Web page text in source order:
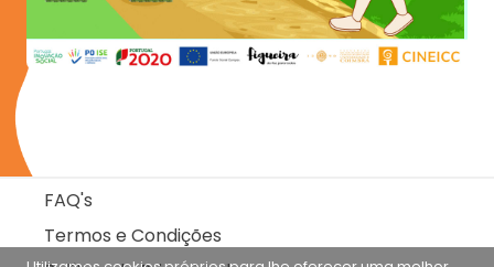
FAQ's
Termos e Condições